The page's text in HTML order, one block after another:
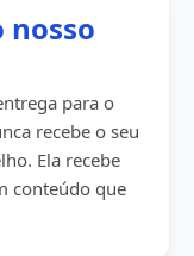
nosso
para o
recebe o seu
Ela recebe
conteúdo que